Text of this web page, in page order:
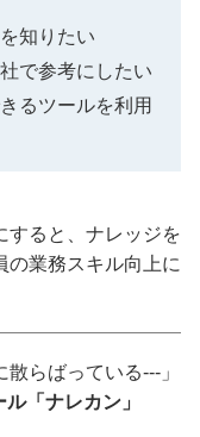
知りたい
で参考にしたい
るツールを利用
すると、ナレッジを
の業務スキル向上に
らばっている---」
「ナレカン」